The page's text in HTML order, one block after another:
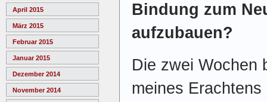
April 2015
März 2015
Februar 2015
Januar 2015
Dezember 2014
November 2014
Bindung zum
aufzubauen?
Die zwei Wochen
meines Erachtens